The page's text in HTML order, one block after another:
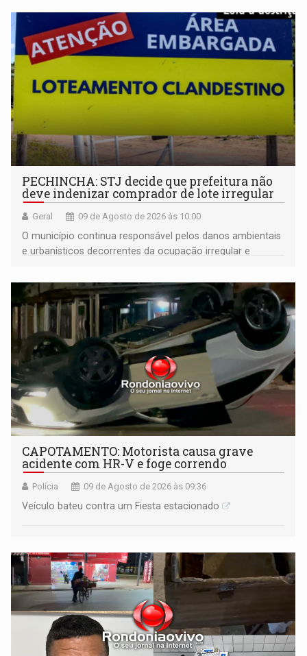
PECHINCHA: STJ decide que prefeitura não
deve indenizar comprador de lote irregular
Geral 09 de Agosto de 2026 às 10:00
O município continua responsável pelos danos ambientais
e urbanísticos decorrentes da ocupação irregular e
CAPOTAMENTO: Motorista causa grave
acidente com HR-V e foge correndo
Polícia 09 de Agosto de 2026 às 09:36
Veículo bateu contra um Fiesta estacionado